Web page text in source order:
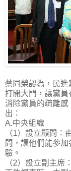
蔡同榮認為，民
打開大門，讓黨
消除黨員的疏離
出：
A.中央組織
（1）設立顧問：
問，讓他們能參
驗。
（2）設立副主席